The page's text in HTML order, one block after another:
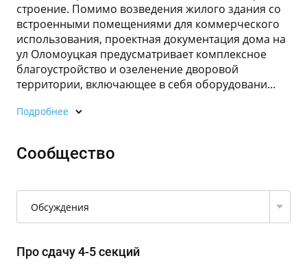
строение. Помимо возведения жилого здания со
встроенными помещениями для коммерческого
использования, проектная документация дома на
ул Оломоуцкая предусматривает комплексное
благоустройство и озеленение дворовой
территории, включающее в себя оборудовани...
Подробнее
Сообщество
Обсуждения
Про сдачу 4-5 секций